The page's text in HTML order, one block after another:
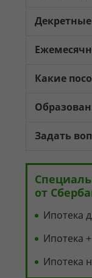
Какие
Задать
от
Ипотека
Ипотека
Ипотека